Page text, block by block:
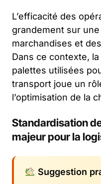
L’efficacité des
grandement sur
marchandises et
Dans ce contexte,
palettes utilisées
transport joue un
l’optimisation de la
Standardisation
majeur pour la
Suggestion